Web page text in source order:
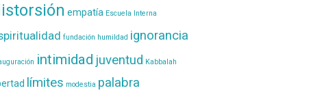
empatía Escuela Interna
fundación humildad ignorancia
intimidad juventud Kabbalah
límites modestia palabra